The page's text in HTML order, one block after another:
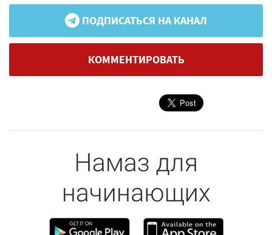
ПОДПИСАТЬСЯ НА КАНАЛ
КОММЕНТИРОВАТЬ